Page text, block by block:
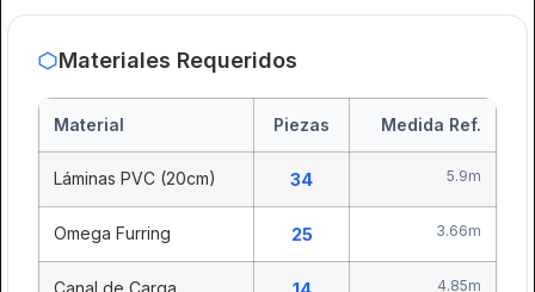
Materiales Requeridos
Material Piezas Medida Ref.
Láminas PVC (20cm) 34 5.9m
Omega Furring 25 3.66m
Canal de Carga 4.85m